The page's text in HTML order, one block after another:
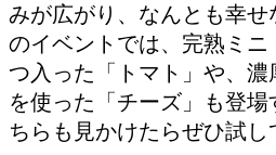
みが広がり、なんとも幸
のイベントでは、完熟ミニ
つ入った「トマト」や、
を使った「チーズ」も登場
ちらも見かけたらぜひ試し